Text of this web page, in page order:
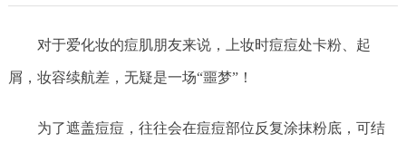
对于爱化妆的痘肌朋友来说，上妆时痘痘处卡粉、起
屑，妆容续航差，无疑是一场“噩梦”！
为了遮盖痘痘，往往会在痘痘部位反复涂抹粉底，可结